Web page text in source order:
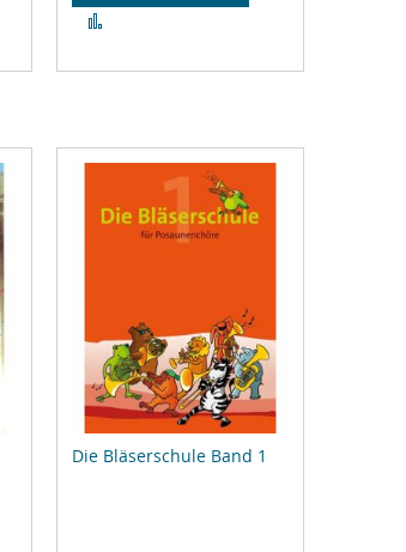
Die Bläserschule Band 1